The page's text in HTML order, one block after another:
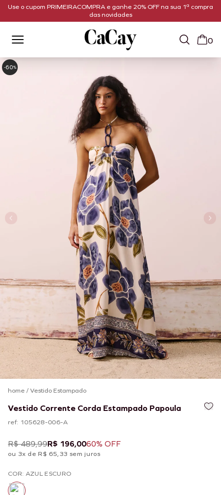
Use o cupom PRIMEIRACOMPRA e ganhe 20% OFF na sua 1ª compra
das novidades
0
-60%
home/Vestido Estampado
Vestido Corrente Corda Estampado Papoula
ref: 105628-006-A
R$ 489,99R$ 196,0060% OFF
ou 3x de R$ 65,33 sem juros
COR: AZUL ESCURO